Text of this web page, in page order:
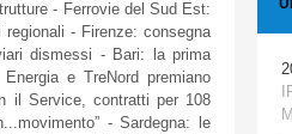
- Ferroviedel Sud Est:
regionali - Firenze: consegna
dismessi - Bari: la prima
Energiae TreNord premiano
il Service, contratti per 108
-Sardegna: le